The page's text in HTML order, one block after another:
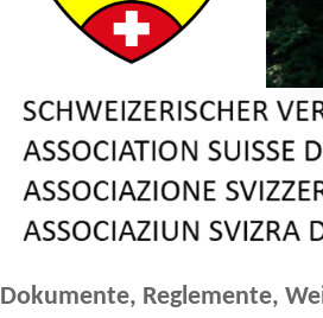
Dokumente, Reglemente,